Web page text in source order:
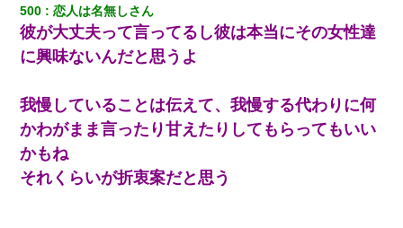
500 恋人は名無しさん
彼が大丈夫って言ってるし彼は本当にその女性達
に興味ないんだと思うよ
我慢していることは伝えて、我慢する代わりに何
かわがまま言ったり甘えたりしてもらってもいい
かもね
それくらいが折衷案だと思う